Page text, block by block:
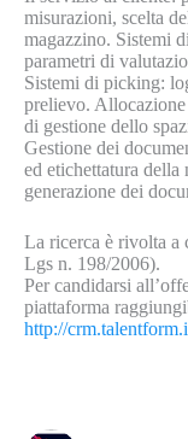
misurazioni, scelta
magazzino. Sistemi
parametri di
Sistemi di picking:
prelievo.
di gestione dello
Gestione dei
ed etichettatura
generazione dei
La ricerca è rivolta a
Lgs n. 198/2006).
Per candidarsi
piattaforma
http://